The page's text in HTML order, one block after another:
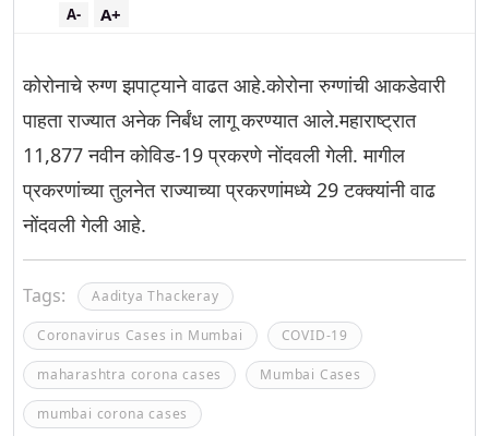
A+
A-
कोरोनाचे रुग्ण झपाट्याने वाढत आहे.कोरोना रुग्णांची आकडेवारी
पाहता राज्यात अनेक निर्बंध लागू करण्यात आले.महाराष्ट्रात
11,877 नवीन कोविड-19 प्रकरणे नोंदवली गेली. मागील
प्रकरणांच्या तुलनेत राज्याच्या प्रकरणांमध्ये 29 टक्क्यांनी वाढ
नोंदवली गेली आहे.
Tags: Aaditya Thackeray
Coronavirus Cases in Mumbai COVID-19
maharashtra corona cases Mumbai Cases
mumbai corona cases